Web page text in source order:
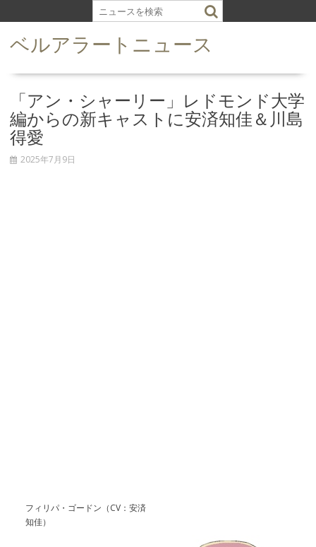
k
ベルアラートニュース
「アン・シャーリー」レドモンド大学
編からの新キャストに安済知佳＆川島
得愛
2025年7月9日
フィリパ・ゴードン（CV：安済
知佳）